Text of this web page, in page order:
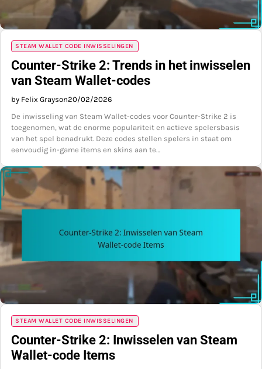
STEAM WALLET CODE INWISSELINGEN
Counter-Strike 2: Trends in het inwisselen
van Steam Wallet-codes
by Felix Grayson20/02/2026
De inwisseling van Steam Wallet-codes voor Counter-Strike 2 is
toegenomen, wat de enorme populariteit en actieve spelersbasis
van het spel benadrukt. Deze codes stellen spelers in staat om
eenvoudig in-game items en skins aan te…
STEAM WALLET CODE INWISSELINGEN
Counter-Strike 2: Inwisselen van Steam
Wallet-code Items